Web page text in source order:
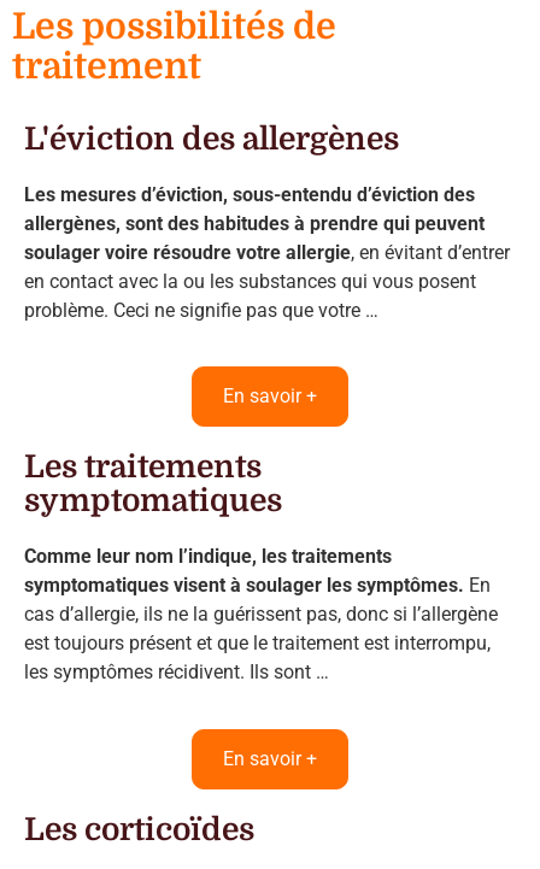
Les possibilités de
traitement
L'éviction des allergènes
Les mesures d’éviction, sous-entendu d’éviction des
allergènes, sont des habitudes à prendre qui peuvent
soulager voire résoudre votre allergie, en évitant d’entrer
en contact avec la ou les substances qui vous posent
problème. Ceci ne signifie pas que votre …
En savoir +
Les traitements
symptomatiques
Comme leur nom l’indique, les traitements
symptomatiques visent à soulager les symptômes. En
cas d’allergie, ils ne la guérissent pas, donc si l’allergène
est toujours présent et que le traitement est interrompu,
les symptômes récidivent. Ils sont …
En savoir +
Les corticoïdes